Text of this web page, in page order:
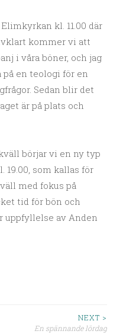
kl. 11.00 där
kommer vi att
i våra böner, och jag
en teologi för en
Sedan blir det
är på plats och
börjar vi en ny typ
19.00, som kallas för
med fokus på
tid för bön och
uppfyllelse av Anden
NEXT >
En spännande lördag